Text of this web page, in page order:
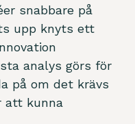
snabbare på
upp knyts ett
analys görs för
på om det krävs
att kunna